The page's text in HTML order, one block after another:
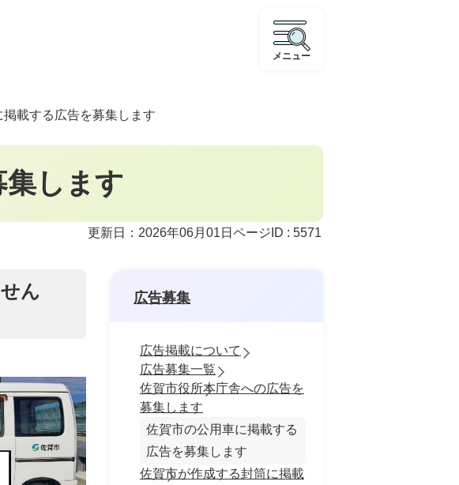
メニュー
載する広告を募集します
します
更新日：2026年06月01日 ページID : 5571
ん
広告募集
広告掲載について
広告募集一覧
佐賀市役所本庁舎への広告を
募集します
佐賀市の公用車に掲載する
広告を募集します
佐賀市が作成する封筒に掲載